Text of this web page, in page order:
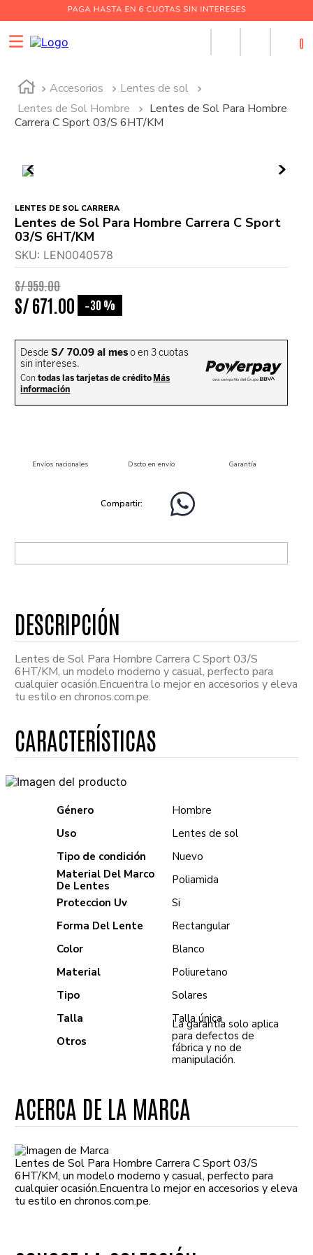
0
Accesorios
Lentes de sol
Lentes de Sol Hombre
Lentes de Sol Para Hombre
Carrera C Sport 03/S 6HT/KM
LENTES DE SOL CARRERA
Lentes de Sol Para Hombre Carrera C Sport
03/S 6HT/KM
SKU: LEN0040578
S/959.00
S/671 00 -30 %
Envíos nacionales Dscto en envío Garantía
Lentes de Sol Para Hombre Carrera C Sport 03/S
6HT/KM, un modelo moderno y casual, perfecto para
cualquier ocasión.Encuentra lo mejor en accesorios y eleva
tu estilo en chronos.com.pe.
Género
Hombre
Uso
Lentes de sol
Tipo de condición
Nuevo
Material Del Marco
De Lentes
Poliamida
Proteccion Uv
Si
Forma Del Lente
Rectangular
Color
Blanco
Material
Poliuretano
Tipo
Solares
Talla
Talla única
Otros
La garantía solo aplica
para defectos de
fábrica y no de
manipulación.
ACERCA DE LA MARCA
Lentes de Sol Para Hombre Carrera C Sport 03/S
6HT/KM, un modelo moderno y casual, perfecto para
cualquier ocasión.Encuentra lo mejor en accesorios y eleva
tu estilo en chronos.com.pe.